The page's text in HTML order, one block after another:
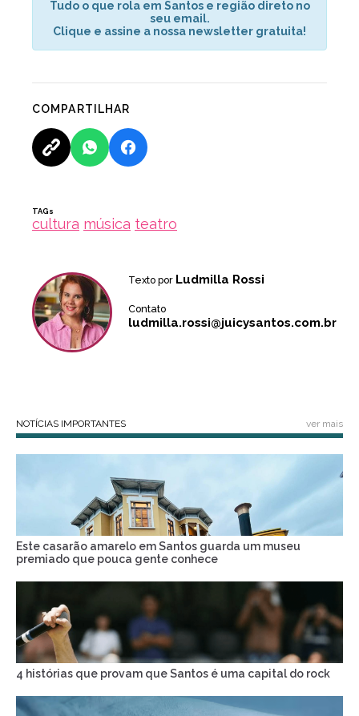
Tudo o que rola em Santos e região direto no
seu email.
Clique e assine a nossa newsletter gratuita!
COMPARTILHAR
TAGs
cultura música teatro
Texto por Ludmilla Rossi
Contato
ludmilla.rossi@juicysantos.com.br
NOTÍCIAS IMPORTANTES ver mais
Este casarão amarelo em Santos guarda um museu
premiado que pouca gente conhece
4 histórias que provam que Santos é uma capital do rock